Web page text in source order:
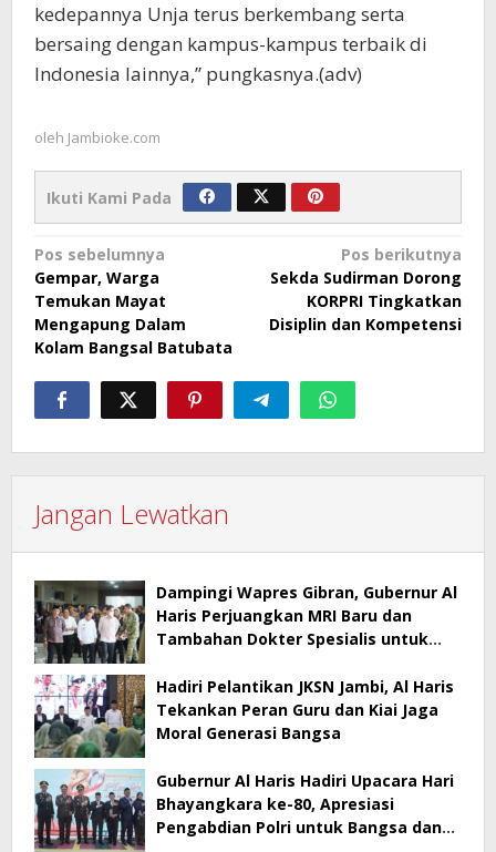
kedepannya Unja terus berkembang serta
bersaing dengan kampus-kampus terbaik di
Indonesia lainnya,” pungkasnya.(adv)
oleh Jambioke.com
Ikuti Kami Pada
Navigasi
pos
Pos sebelumnya
Gempar, Warga
Temukan Mayat
Mengapung Dalam
Kolam Bangsal Batubata
Pos berikutnya
Sekda Sudirman Dorong
KORPRI Tingkatkan
Disiplin dan Kompetensi
Jangan Lewatkan
Dampingi Wapres Gibran, Gubernur Al
Haris Perjuangkan MRI Baru dan
Tambahan Dokter Spesialis untuk
Hadiri Pelantikan JKSN Jambi, Al Haris
Tekankan Peran Guru dan Kiai Jaga
Moral Generasi Bangsa
Gubernur Al Haris Hadiri Upacara Hari
Bhayangkara ke-80, Apresiasi
Pengabdian Polri untuk Bangsa dan